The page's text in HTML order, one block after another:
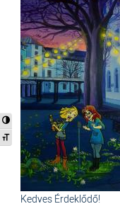
Nagy kontraszt váltása
Betűméret váltása
Kedves Érdeklődő!